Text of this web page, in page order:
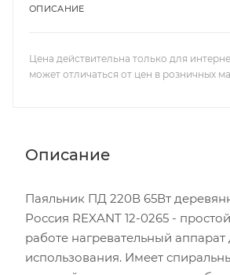
ОПИСАНИЕ
Цена действительна только для
может отличаться от цен в розничных
Описание
Паяльник ПД 220В 65Вт
Россия REXANT 12-0265 -
работе нагревательный
использования. Имеет